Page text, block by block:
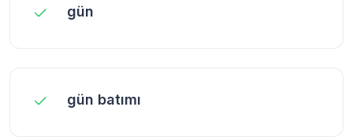
gün
gün batımı